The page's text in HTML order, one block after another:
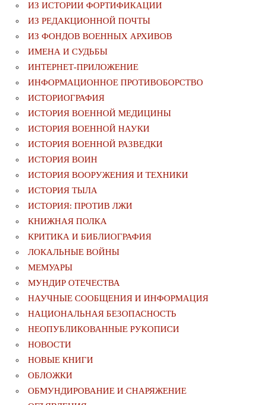
ИЗ ИСТОРИИ ФОРТИФИКАЦИИ
ИЗ РЕДАКЦИОННОЙ ПОЧТЫ
ИЗ ФОНДОВ ВОЕННЫХ АРХИВОВ
ИМЕНА И СУДЬБЫ
ИНТЕРНЕТ-ПРИЛОЖЕНИЕ
ИНФОРМАЦИОННОЕ ПРОТИВОБОРСТВО
ИСТОРИОГРАФИЯ
ИСТОРИЯ ВОЕННОЙ МЕДИЦИНЫ
ИСТОРИЯ ВОЕННОЙ НАУКИ
ИСТОРИЯ ВОЕННОЙ РАЗВЕДКИ
ИСТОРИЯ ВОИН
ИСТОРИЯ ВООРУЖЕНИЯ И ТЕХНИКИ
ИСТОРИЯ ТЫЛА
ИСТОРИЯ: ПРОТИВ ЛЖИ
КНИЖНАЯ ПОЛКА
КРИТИКА И БИБЛИОГРАФИЯ
ЛОКАЛЬНЫЕ ВОЙНЫ
МЕМУАРЫ
МУНДИР ОТЕЧЕСТВА
НАУЧНЫЕ СООБЩЕНИЯ И ИНФОРМАЦИЯ
НАЦИОНАЛЬНАЯ БЕЗОПАСНОСТЬ
НЕОПУБЛИКОВАННЫЕ РУКОПИСИ
НОВОСТИ
НОВЫЕ КНИГИ
ОБЛОЖКИ
ОБМУНДИРОВАНИЕ И СНАРЯЖЕНИЕ